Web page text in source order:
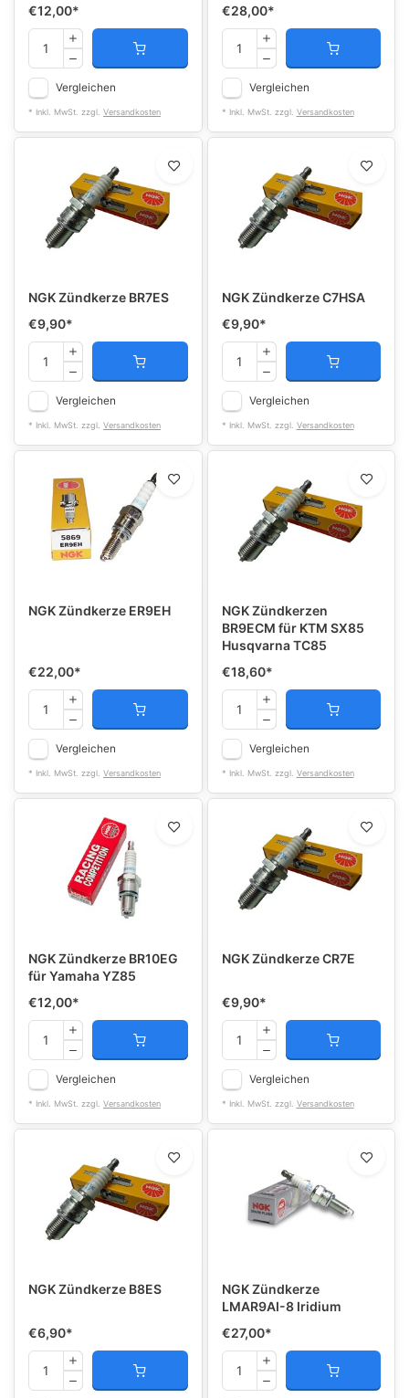
€12,00*
Vergleichen
* Inkl. MwSt. zzgl. Versandkosten
€28,00*
Vergleichen
* Inkl. MwSt. zzgl. Versandkosten
NGK Zündkerze BR7ES
€9,90*
Vergleichen
* Inkl. MwSt. zzgl. Versandkosten
NGK Zündkerze C7HSA
€9,90*
Vergleichen
* Inkl. MwSt. zzgl. Versandkosten
NGK Zündkerze ER9EH
€22,00*
Vergleichen
* Inkl. MwSt. zzgl. Versandkosten
NGK Zündkerzen
BR9ECM für KTM SX85
Husqvarna TC85
€18,60*
Vergleichen
* Inkl. MwSt. zzgl. Versandkosten
NGK Zündkerze BR10EG
für Yamaha YZ85
€12,00*
Vergleichen
* Inkl. MwSt. zzgl. Versandkosten
NGK Zündkerze CR7E
€9,90*
Vergleichen
* Inkl. MwSt. zzgl. Versandkosten
NGK Zündkerze B8ES
€6,90*
NGK Zündkerze
LMAR9AI-8 Iridium
€27,00*